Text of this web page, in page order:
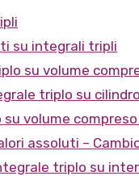
su integrali tripli
su volume
triplo su
volume
assoluti –
triplo su